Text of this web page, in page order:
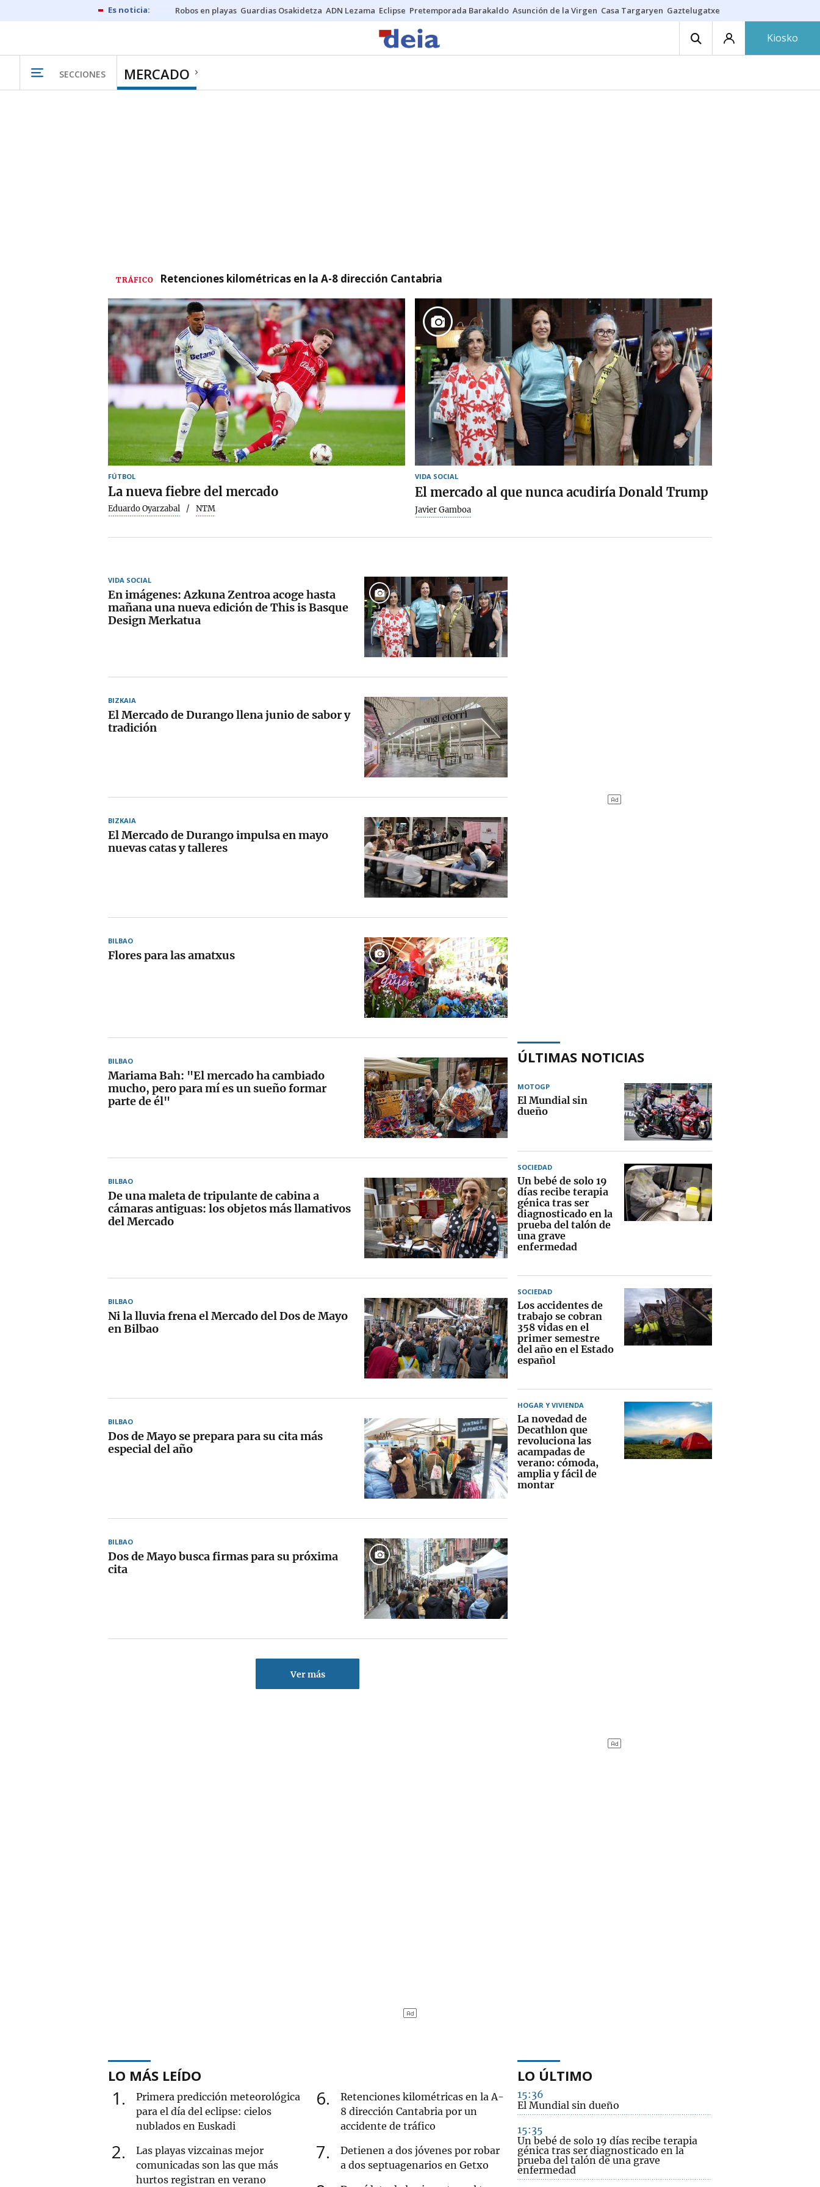
Robos en playas Guardias Osakidetza ADN Lezama Eclipse Pretemporada Barakaldo Asunción de la Virgen Casa Targaryen Gaztelugatxe
Kiosko
SECCIONES MERCADO
TRÁFICO Retenciones kilométricas en la A-8 dirección Cantabria
FÚTBOL
La nueva fiebre del mercado
Eduardo Oyarzabal NTM
VIDA SOCIAL
El mercado al que nunca acudiría Donald Trump
Javier Gamboa
VIDA SOCIAL
En imágenes: Azkuna Zentroa acoge hasta
mañana una nueva edición de This is Basque
Design Merkatua
BIZKAIA
El Mercado de Durango llena junio de sabor y
tradición
BIZKAIA
El Mercado de Durango impulsa en mayo
nuevas catas y talleres
BILBAO
Flores para las amatxus
BILBAO
Mariama Bah: "El mercado ha cambiado
mucho, pero para mí es un sueño formar
parte de él"
BILBAO
De una maleta de tripulante de cabina a
cámaras antiguas: los objetos más llamativos
del Mercado
BILBAO
Ni la lluvia frena el Mercado del Dos de Mayo
en Bilbao
BILBAO
Dos de Mayo se prepara para su cita más
especial del año
BILBAO
Dos de Mayo busca firmas para su próxima
cita
Ver más
ÚLTIMAS NOTICIAS
MOTOGP
El Mundial sin
dueño
SOCIEDAD
Un bebé de solo 19
días recibe terapia
génica tras ser
diagnosticado en la
prueba del talón de
una grave
enfermedad
SOCIEDAD
Los accidentes de
trabajo se cobran
358 vidas en el
primer semestre
del año en el Estado
español
HOGAR Y VIVIENDA
La novedad de
Decathlon que
revoluciona las
acampadas de
verano: cómoda,
amplia y fácil de
montar
LO MÁS LEÍDO
1
Primera predicción meteorológica
para el día del eclipse: cielos
nublados en Euskadi
2
Las playas vizcainas mejor
comunicadas son las que más
hurtos registran en verano
6
Retenciones kilométricas en la A-
8 dirección Cantabria por un
accidente de tráfico
7
Detienen a dos jóvenes por robar
a dos septuagenarios en Getxo
LO ÚLTIMO
15:36
El Mundial sin dueño
15:35
Un bebé de solo 19 días recibe terapia
génica tras ser diagnosticado en la
prueba del talón de una grave
enfermedad